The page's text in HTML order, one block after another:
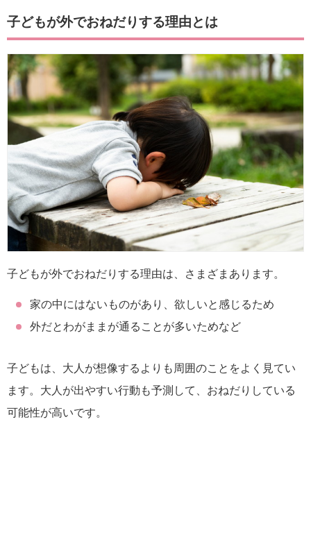
子どもが外でおねだりする理由とは
子どもが外でおねだりする理由は、さまざまあります。
家の中にはないものがあり、欲しいと感じるため
外だとわがままが通ることが多いためなど
子どもは、大人が想像するよりも周囲のことをよく見てい
ます。大人が出やすい行動も予測して、おねだりしている
可能性が高いです。